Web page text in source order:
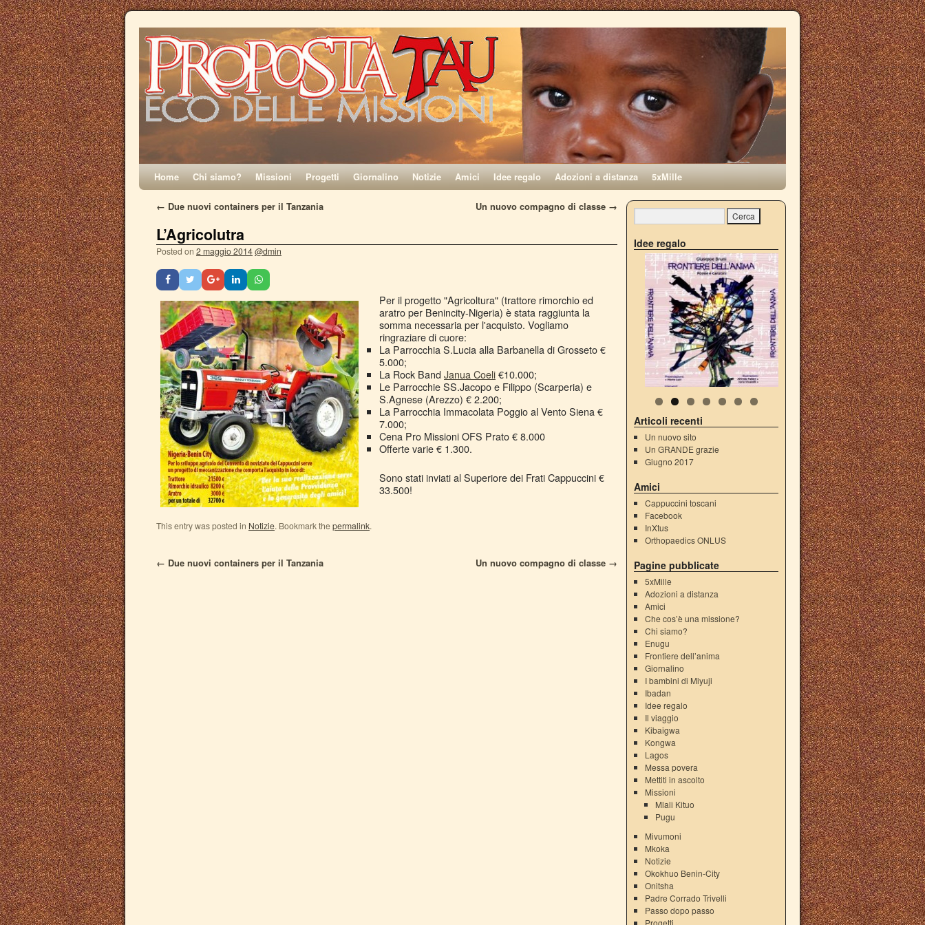
Home Chi siamo? Missioni Progetti Giornalino Notizie Amici Idee regalo Adozioni a distanza 5xMille
← Due nuovi containers per il Tanzania Un nuovo compagno di classe →
L’Agricolutra
Posted on 2 maggio 2014@dmin
Per il progetto "Agricoltura" (trattore rimorchio ed
aratro per Benincity-Nigeria) è stata raggiunta la
somma necessaria per l'acquisto. Vogliamo
ringraziare di cuore:
La Parrocchia S.Lucia alla Barbanella di Grosseto €
5.000;
La Rock Band Janua Coeli€10.000;
Le Parrocchie SS.Jacopo e Filippo (Scarperia) e
S.Agnese (Arezzo) € 2.200;
La Parrocchia Immacolata Poggio al Vento Siena €
7.000;
Cena Pro Missioni OFS Prato € 8.000
Offerte varie € 1.300.
Sono stati inviati al Superiore dei Frati Cappuccini €
33.500!
This entry was posted in Notizie. Bookmark thepermalink.
← Due nuovi containers per il Tanzania Un nuovo compagno di classe →
Idee regalo
Articoli recenti
Un nuovo sito
Un GRANDE grazie
Giugno 2017
Amici
Cappuccini toscani
Facebook
InXtus
Orthopaedics ONLUS
Pagine pubblicate
5xMille
Adozioni a distanza
Amici
Che cos’è una missione?
Chi siamo?
Enugu
Frontiere dell’anima
Giornalino
I bambini di Miyuji
Ibadan
Idee regalo
Il viaggio
Kibaigwa
Kongwa
Lagos
Messa povera
Mettiti in ascolto
Missioni
Mlali Kituo
Pugu
Mivumoni
Mkoka
Notizie
Okokhuo Benin-City
Onitsha
Padre Corrado Trivelli
Passo dopo passo